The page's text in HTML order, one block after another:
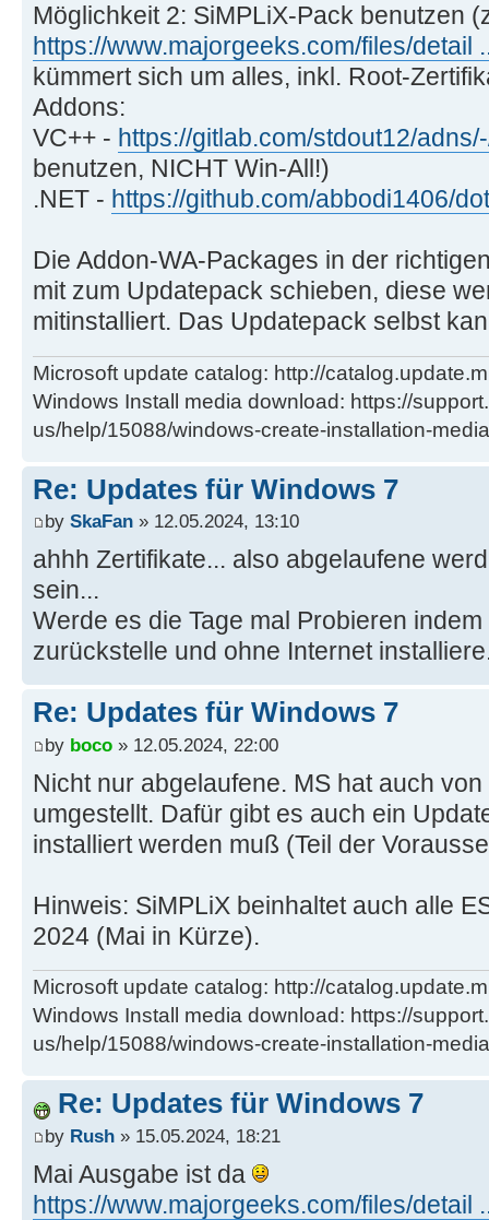
Möglichkeit 2: SiMPLiX-Pack benutzen
https://www.majorgeeks.com/files/detail
kümmert sich um alles, inkl. Root-
Addons:
VC++ - https://gitlab.com/stdout12/
benutzen, NICHT Win-All!)
.NET - https://github.com/abbodi1406/
Die Addon-WA-Packages in der
mit zum Updatepack schieben, diese
mitinstalliert. Das Updatepack selbst
Microsoft update catalog: http://
Windows Install media download: https://
us/help/15088/windows-create-installation-media
Re: Updates für Windows 7
by SkaFan » 12.05.2024, 13:10
ahhh Zertifikate... also abgelaufene
sein...
Werde es die Tage mal Probieren
zurückstelle und ohne Internet
Re: Updates für Windows 7
by boco » 12.05.2024, 22:00
Nicht nur abgelaufene. MS hat auch
umgestellt. Dafür gibt es auch ein
installiert werden muß (Teil der
Hinweis: SiMPLiX beinhaltet auch alle
2024 (Mai in Kürze).
Microsoft update catalog: http://
Windows Install media download: https://
us/help/15088/windows-create-installation-media
Re: Updates für Windows 7
by Rush » 15.05.2024, 18:21
Mai Ausgabe ist da
https://www.majorgeeks.com/files/detail